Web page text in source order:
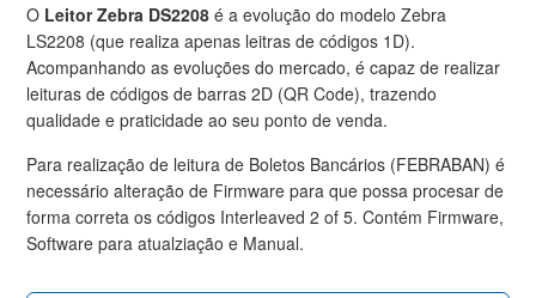
O Leitor Zebra DS2208 é a evolução do modelo Zebra
LS2208 (que realiza apenas leitras de códigos 1D).
Acompanhando as evoluções do mercado, é capaz de realizar
leituras de códigos de barras 2D (QR Code), trazendo
qualidade e praticidade ao seu ponto de venda.
Para realização de leitura de Boletos Bancários (FEBRABAN) é
necessário alteração de Firmware para que possa procesar de
forma correta os códigos Interleaved 2 of 5. Contém Firmware,
Software para atualziação e Manual.